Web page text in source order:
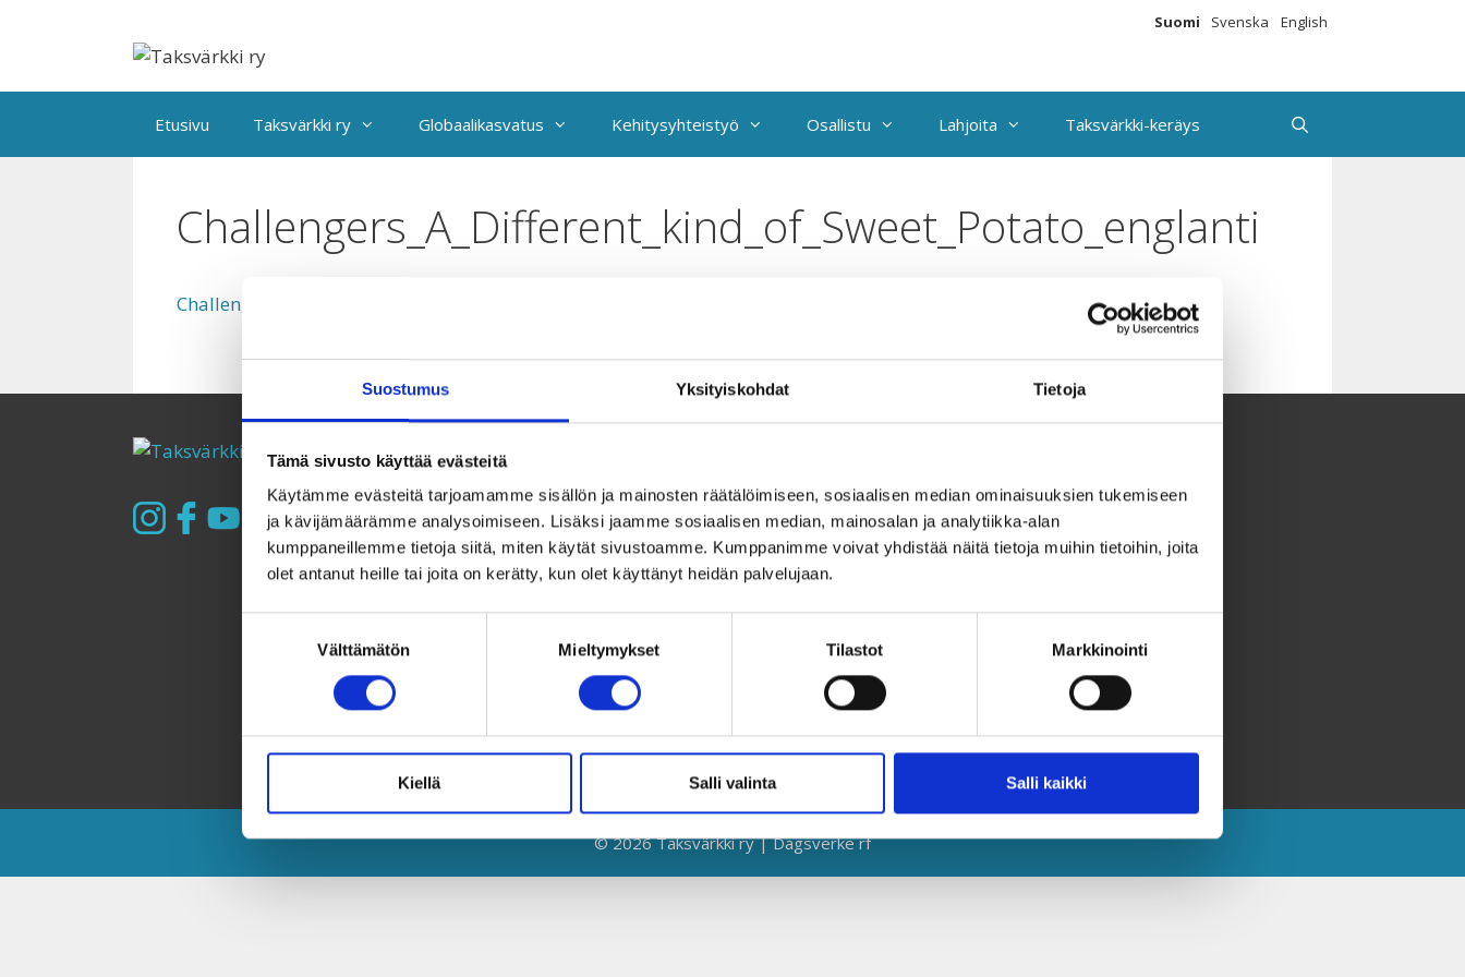
Suostumus Yksityiskohdat Tietoja
Tämä sivusto käyttää evästeitä
Käytämme evästeitä tarjoamamme sisällön ja mainosten räätälöimiseen, sosiaalisen median ominaisuuksien tukemiseen
ja kävijämäärämme analysoimiseen. Lisäksi jaamme sosiaalisen median, mainosalan ja analytiikka-alan
kumppaneillemme tietoja siitä, miten käytät sivustoamme. Kumppanimme voivat yhdistää näitä tietoja muihin tietoihin, joita
olet antanut heille tai joita on kerätty, kun olet käyttänyt heidän palvelujaan.
Välttämätön Mieltymykset Tilastot Markkinointi
Kiellä Salli valinta Salli kaikki
Suomi Svenska English
Etusivu Taksvärkki ry Globaalikasvatus Kehitysyhteistyö Osallistu Lahjoita Taksvärkki-keräys
Challengers_A_Different_kind_of_Sweet_Potato_englanti
Challengers_A_Different_kind_of_Sweet_Potato_englanti
Globaalikeskus
00530 Helsinki
050 341 5507
taksvarkki@taksvarkki.fi
Yhteystiedot
Lahjoita
Saavutettavuusseloste
Taksvärkkikeräys selkokielellä
Taksvärkki selkokielellä
Evästeet
© 2026 Taksvärkki ry | Dagsverke rf